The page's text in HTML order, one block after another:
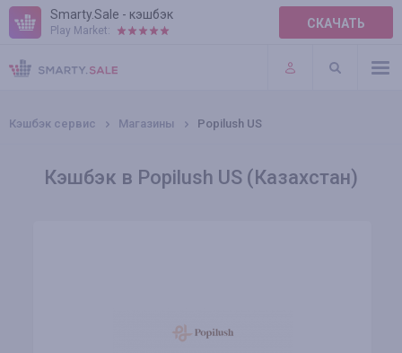
Smarty.Sale - кэшбэк
Play Market: СКАЧАТЬ
ПРАВИЛА
ПЛАГИНЫ
Кэшбэк сервис Магазины Popilush US
Кэшбэк в Popilush US (Казахстан)